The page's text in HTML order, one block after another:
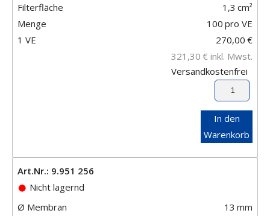
Filterfläche
1,3 cm²
Menge
100 pro VE
1 VE
270,00 €
321,30 € inkl. Mwst.
Versandkostenfrei
In den
Warenkorb
Art.Nr.: 9.951 256
Nicht lagernd
Ø Membran
13 mm